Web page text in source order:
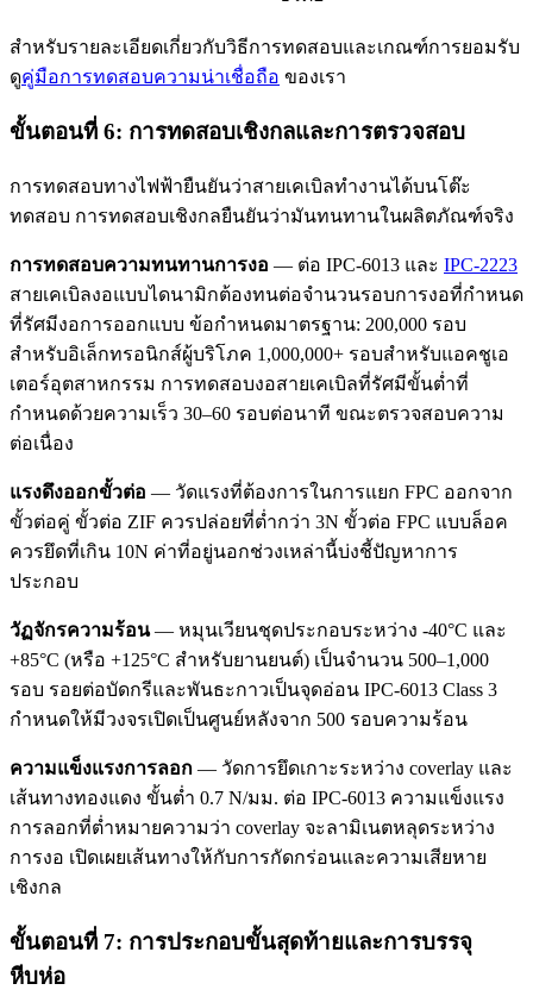
สำหรับรายละเอียดเกี่ยวกับวิธีการทดสอบและเกณฑ์การยอมรับ
ดูคู่มือการทดสอบความน่าเชื่อถือ ของเรา
ขั้นตอนที่ 6: การทดสอบเชิงกลและการตรวจสอบ
การทดสอบทางไฟฟ้ายืนยันว่าสายเคเบิลทำงานได้บนโต๊ะ
ทดสอบ การทดสอบเชิงกลยืนยันว่ามันทนทานในผลิตภัณฑ์จริง
การทดสอบความทนทานการงอ — ต่อ IPC-6013 และ IPC-2223
สายเคเบิลงอแบบไดนามิกต้องทนต่อจำนวนรอบการงอที่กำหนด
ที่รัศมีงอการออกแบบ ข้อกำหนดมาตรฐาน: 200,000 รอบ
สำหรับอิเล็กทรอนิกส์ผู้บริโภค 1,000,000+ รอบสำหรับแอคชูเอ
เตอร์อุตสาหกรรม การทดสอบงอสายเคเบิลที่รัศมีขั้นต่ำที่
กำหนดด้วยความเร็ว 30–60 รอบต่อนาที ขณะตรวจสอบความ
ต่อเนื่อง
แรงดึงออกขั้วต่อ — วัดแรงที่ต้องการในการแยก FPC ออกจาก
ขั้วต่อคู่ ขั้วต่อ ZIF ควรปล่อยที่ต่ำกว่า 3N ขั้วต่อ FPC แบบล็อค
ควรยึดที่เกิน 10N ค่าที่อยู่นอกช่วงเหล่านี้บ่งชี้ปัญหาการ
ประกอบ
วัฏจักรความร้อน— หมุนเวียนชุดประกอบระหว่าง -40°C และ
+85°C (หรือ +125°C สำหรับยานยนต์) เป็นจำนวน 500–1,000
รอบ รอยต่อบัดกรีและพันธะกาวเป็นจุดอ่อน IPC-6013 Class 3
กำหนดให้มีวงจรเปิดเป็นศูนย์หลังจาก 500 รอบความร้อน
ความแข็งแรงการลอก — วัดการยึดเกาะระหว่าง coverlay และ
เส้นทางทองแดง ขั้นต่ำ 0.7 N/มม. ต่อ IPC-6013 ความแข็งแรง
การลอกที่ต่ำหมายความว่า coverlay จะลามิเนตหลุดระหว่าง
การงอ เปิดเผยเส้นทางให้กับการกัดกร่อนและความเสียหาย
เชิงกล
ขั้นตอนที่ 7: การประกอบขั้นสุดท้ายและการบรรจุ
หีบห่อ